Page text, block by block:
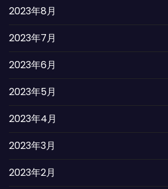
2023年8月
2023年7月
2023年6月
2023年5月
2023年4月
2023年3月
2023年2月